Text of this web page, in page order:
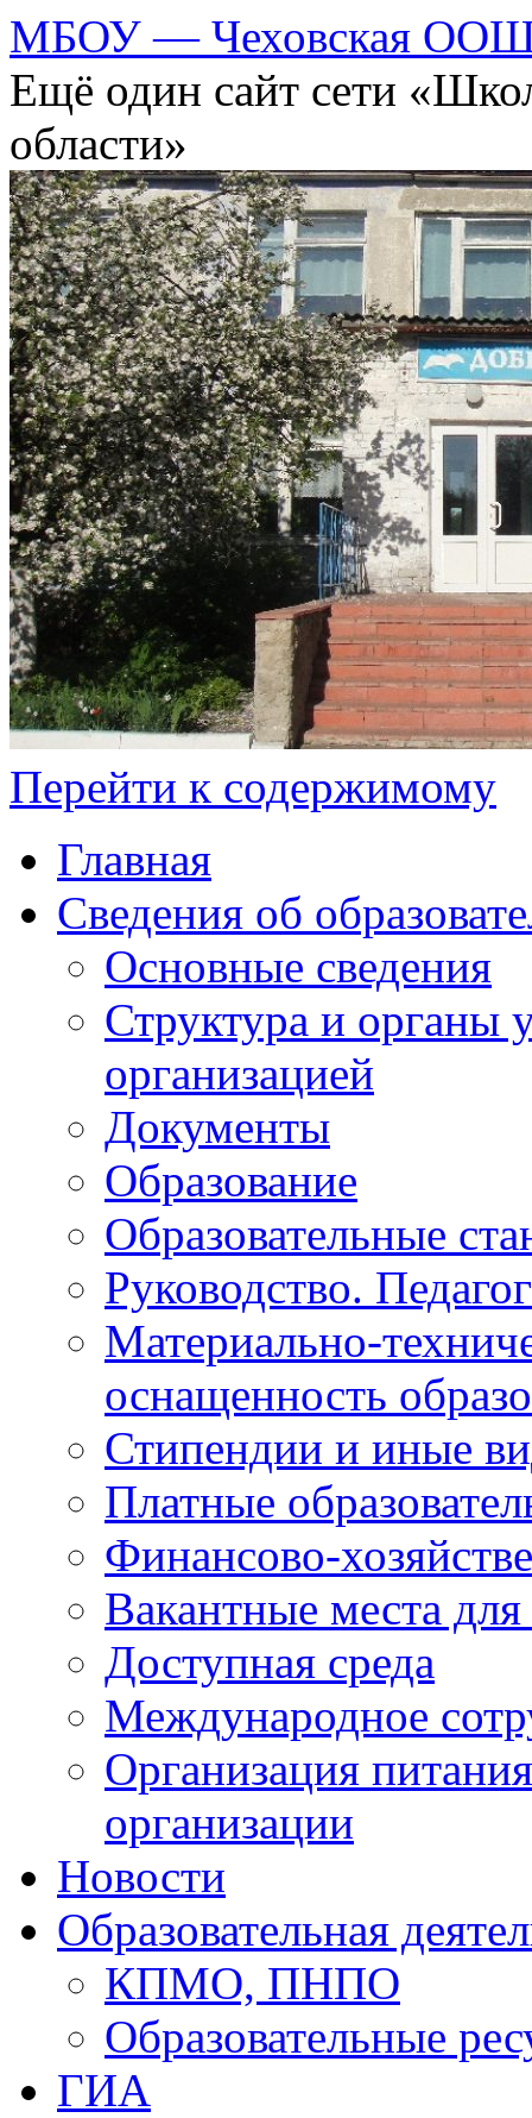
МБОУ — Чеховская ООШ
Ещё один сайт сети
области»
Перейти к содержимому
Главная
Сведения об
Основные сведения
Структура и органы
организацией
Документы
Образование
Образовательные
Руководство.
Материально-
оснащенность
Стипендии и иные
Платные
Финансово-
Вакантные места
Доступная среда
Международное
Организация
организации
Новости
Образовательная
КПМО, ПНПО
Образовательные
ГИА